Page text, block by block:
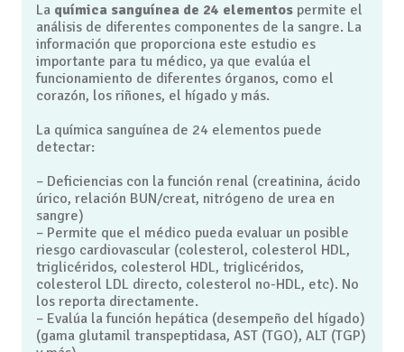
La química sanguínea de 24 elementos permite el
análisis de diferentes componentes de la sangre. La
información que proporciona este estudio es
importante para tu médico, ya que evalúa el
funcionamiento de diferentes órganos, como el
corazón, los riñones, el hígado y más.
La química sanguínea de 24 elementos puede
detectar:
– Deficiencias con la función renal (creatinina, ácido
úrico, relación BUN/creat, nitrógeno de urea en
sangre)
– Permite que el médico pueda evaluar un posible
riesgo cardiovascular (colesterol, colesterol HDL,
triglicéridos, colesterol HDL, triglicéridos,
colesterol LDL directo, colesterol no-HDL, etc). No
los reporta directamente.
– Evalúa la función hepática (desempeño del hígado)
(gama glutamil transpeptidasa, AST (TGO), ALT (TGP)